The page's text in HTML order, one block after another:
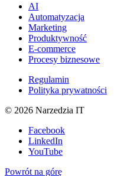
AI
Automatyzacja
Marketing
Produktywność
E-commerce
Procesy biznesowe
Regulamin
Polityka prywatności
© 2026 Narzedzia IT
Facebook
LinkedIn
YouTube
Powrót na górę